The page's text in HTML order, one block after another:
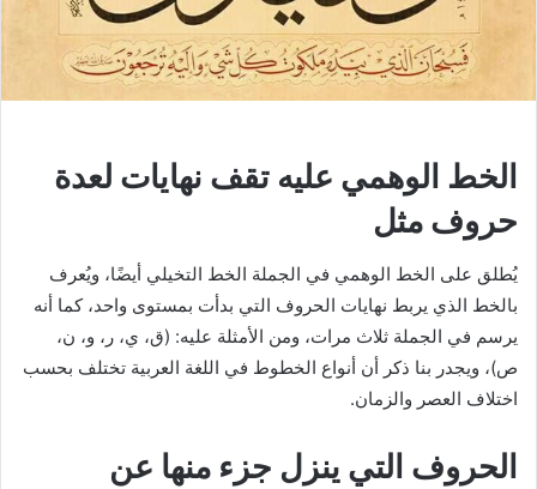
الخط الوهمي عليه تقف نهايات لعدة
حروف مثل
يُطلق على الخط الوهمي في الجملة الخط التخيلي أيضًا، ويُعرف
بالخط الذي يربط نهايات الحروف التي بدأت بمستوى واحد، كما أنه
يرسم في الجملة ثلاث مرات، ومن الأمثلة عليه: (ق، ي، ر، و، ن،
ص)، ويجدر بنا ذكر أن أنواع الخطوط في اللغة العربية تختلف بحسب
اختلاف العصر والزمان.
الحروف التي ينزل جزء منها عن